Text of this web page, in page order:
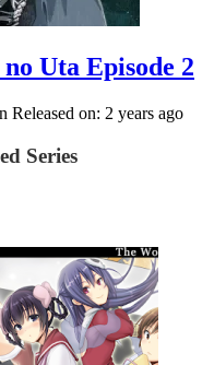
Uta Episode 2
Released on: 2 years ago
Series